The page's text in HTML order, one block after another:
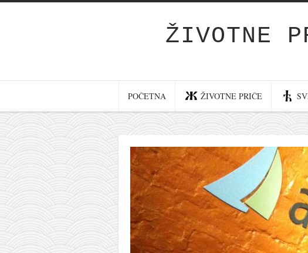
ŽIVOTNE
POČETNA ŽIVOTNE PRIČE
internet poslovanje
ishranom do zdravlja
moj haiku
momenti i mesta
bonus sadržaj
Svetlopis
zakonopravilo
duhovni otac